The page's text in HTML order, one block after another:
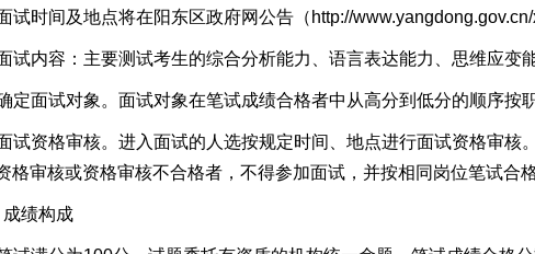
试时间及地点将在阳东区政府网公告（http://www.yangdong.gov.cn/
试内容：主要测试考生的综合分析能力、语言表达能力、思维应变
定面试对象。面试对象在笔试成绩合格者中从高分到低分的顺序按
试资格审核。进入面试的人选按规定时间、地点进行面试资格审
格审核或资格审核不合格者，不得参加面试，并按相同岗位笔试合
成绩构成